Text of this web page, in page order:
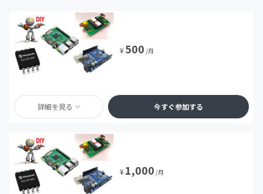
¥500 /月
詳細を見る 今すぐ参加する
¥1,000 /月